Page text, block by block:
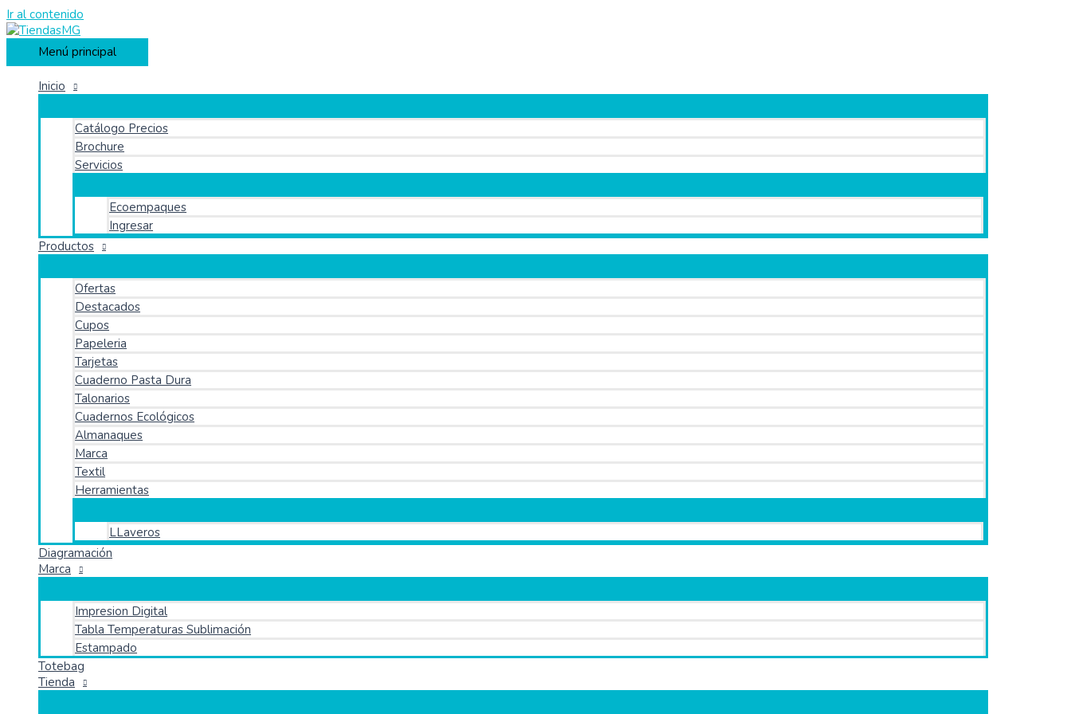
Ir al contenido
Menú principal
Inicio
Catálogo Precios
Brochure
Servicios
Ecoempaques
Ingresar
Productos
Ofertas
Destacados
Cupos
Papeleria
Tarjetas
Cuaderno Pasta Dura
Talonarios
Cuadernos Ecológicos
Almanaques
Marca
Textil
Herramientas
LLaveros
Diagramación
Marca
Impresion Digital
Tabla Temperaturas Sublimación
Estampado
Totebag
Tienda